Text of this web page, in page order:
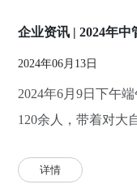
企业资讯 | 2024年
2024年06月13日
2024年6月9日下午
120余人，带着对大
团建活动。
详情